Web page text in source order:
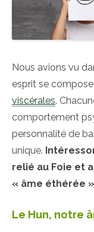
Nous avions vu
esprit se
viscérales.
comportement
personnalité de
unique.
relié au Foie et
« âme éthérée
Le Hun, notre